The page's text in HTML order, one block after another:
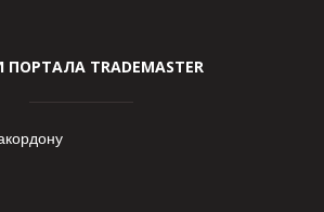
TRADEMASTER